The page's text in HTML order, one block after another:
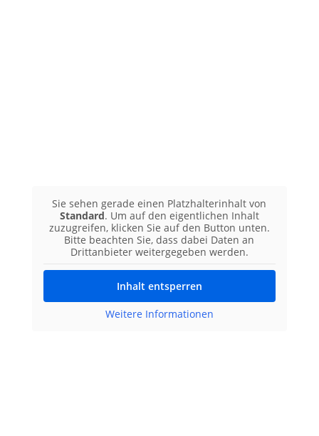
Sie sehen gerade einen Platzhalterinhalt von
Standard. Um auf den eigentlichen Inhalt
zuzugreifen, klicken Sie auf den Button unten.
Bitte beachten Sie, dass dabei Daten an
Drittanbieter weitergegeben werden.
Inhalt entsperren
Weitere Informationen